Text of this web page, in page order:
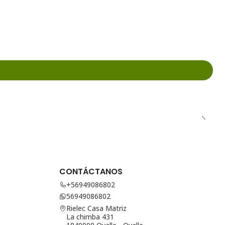
CONTÁCTANOS
+56949086802
56949086802
Rielec Casa Matriz
La chimba 431